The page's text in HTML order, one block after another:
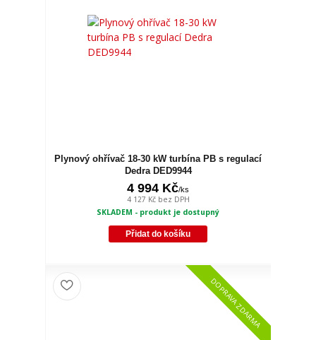
Plynový ohřívač 18-30 kW turbína PB s regulací
Dedra DED9944
4 994 Kč/ks
4 127 Kč bez DPH
SKLADEM - produkt je dostupný
Přidat do košíku
DOPRAVA ZDARMA